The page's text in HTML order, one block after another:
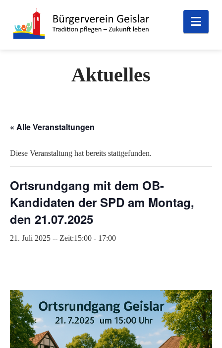
Aktuelles
« Alle Veranstaltungen
Diese Veranstaltung hat bereits stattgefunden.
Ortsrundgang mit dem OB-
Kandidaten der SPD am Montag,
den 21.07.2025
21. Juli 2025 -- Zeit:15:00 - 17:00